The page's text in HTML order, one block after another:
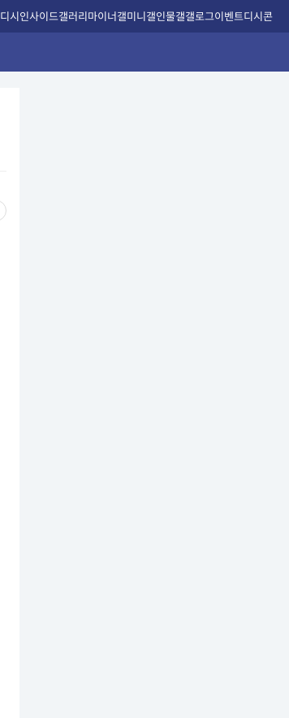
디시인사이드갤러리마이너갤미니갤인물갤갤로그이벤트디시콘